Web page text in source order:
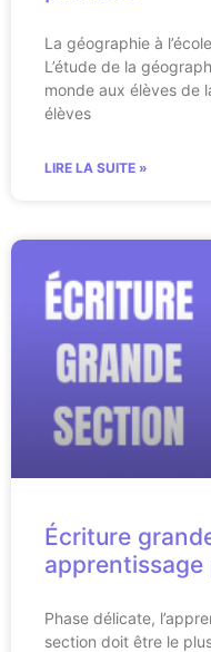
La géographie à
L’étude de la
monde aux élèves de
élèves
LIRE LA SUITE »
Écriture
Phase délicate,
section doit être le